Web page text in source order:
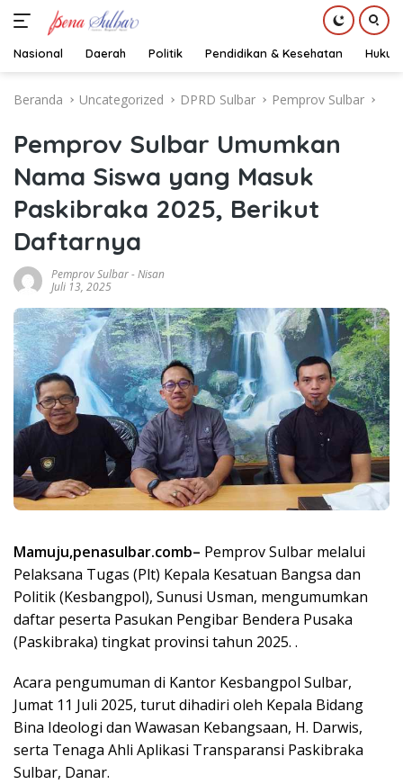
Nasional Daerah Politik Pendidikan & Kesehatan Hukum
Beranda Uncategorized DPRD Sulbar Pemprov Sulbar
Pemprov Sulbar Umumkan
Nama Siswa yang Masuk
Paskibraka 2025, Berikut
Daftarnya
Pemprov Sulbar-Nisan
Juli 13, 2025
Mamuju,penasulbar.comb– Pemprov Sulbar melalui
Pelaksana Tugas (Plt) Kepala Kesatuan Bangsa dan
Politik (Kesbangpol), Sunusi Usman, mengumumkan
daftar peserta Pasukan Pengibar Bendera Pusaka
(Paskibraka) tingkat provinsi tahun 2025. .
Acara pengumuman di Kantor Kesbangpol Sulbar,
Jumat 11 Juli 2025, turut dihadiri oleh Kepala Bidang
Bina Ideologi dan Wawasan Kebangsaan, H. Darwis,
serta Tenaga Ahli Aplikasi Transparansi Paskibraka
Sulbar, Danar.